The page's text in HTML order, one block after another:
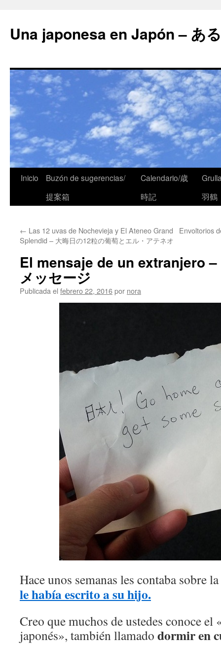
Una japonesa en Japón – あ
Inicio
Buzón de sugerencias/
提案箱
Calendario/歳
時記
羽鶴
← Las 12 uvas de Nochevieja y El Ateneo Grand
Splendid – 大晦日の12粒の葡萄とエル・アテネオ
Envoltorios
El mensaje de un extranjero –
メッセージ
Publicada el febrero 22, 2016por nora
Hace unos semanas les contaba sobre la
le había escrito a su hijo.
Creo que muchos de ustedes conoce el
japonés», también llamado dormir en